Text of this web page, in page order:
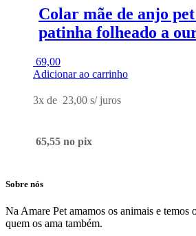
Colar mãe de anjo
patinha folheado a
69,00
Adicionar ao carrinho
3x de 23,00 s/ juros
65,55 no pix
Sobre nós
Na Amare Pet amamos os animais e temos
quem os ama também.